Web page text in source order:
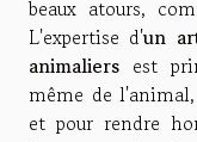
beaux atours,
L'expertise d'un
animaliers est
même de
et pour rendre